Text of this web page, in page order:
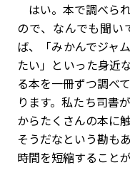
はい。本で調べら
ので、なんでも聞い
ば、「みかんでジャ
たい」といった身近
る本を一冊ずつ調べ
ります。私たち司書
からたくさんの本に
そうだなという勘も
時間を短縮すること